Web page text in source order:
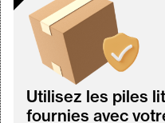
Utilisez les piles
fournies avec